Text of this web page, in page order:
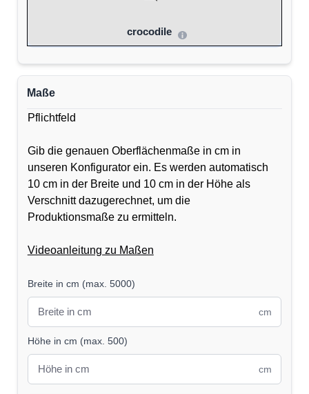
crocodile
Maße
Pflichtfeld
Gib die genauen Oberflächenmaße in cm in
unseren Konfigurator ein. Es werden automatisch
10 cm in der Breite und 10 cm in der Höhe als
Verschnitt dazugerechnet, um die
Produktionsmaße zu ermitteln.
Videoanleitung zu Maßen
Breite in cm (max. 5000)
cm
Höhe in cm (max. 500)
cm